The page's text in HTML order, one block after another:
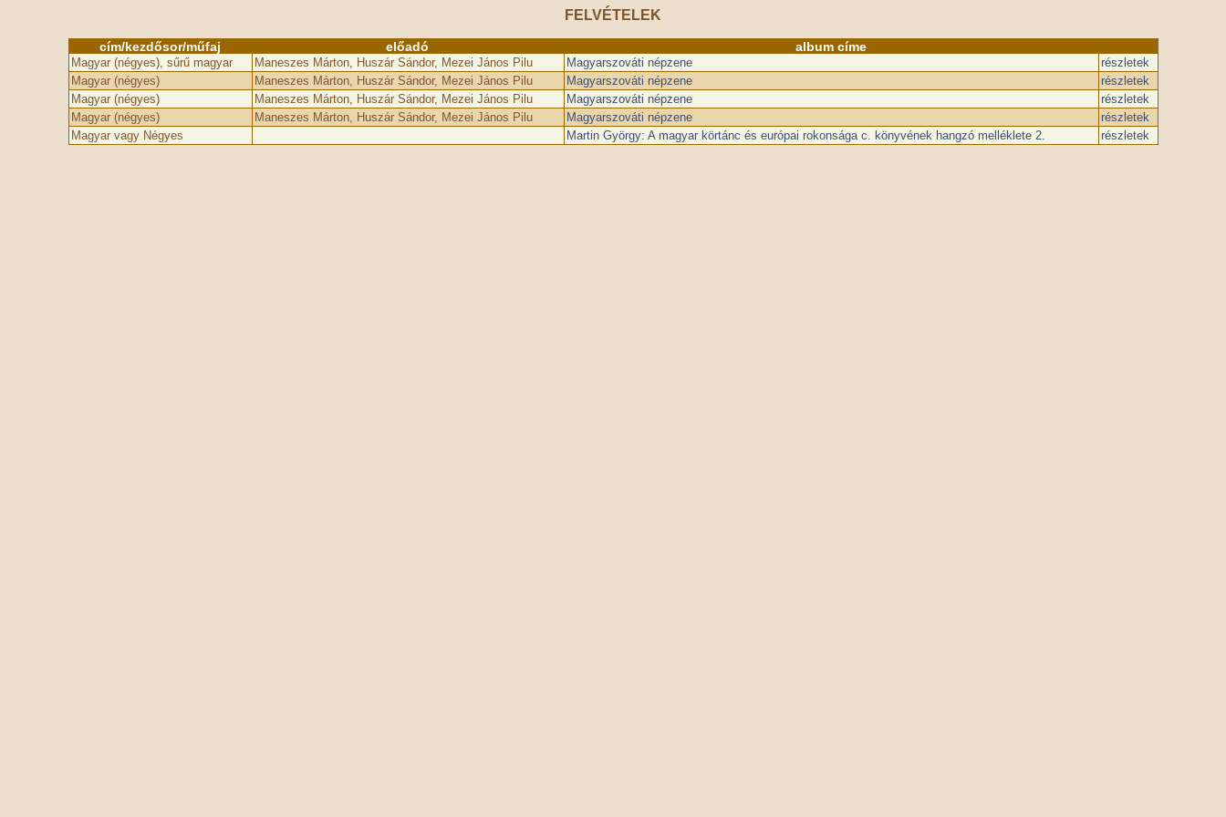
FELVÉTELEK
cím/kezdősor/műfaj előadó album címe
Magyar (négyes), sűrű magyar Maneszes Márton, Huszár Sándor, Mezei János Pilu Magyarszováti népzene
részletek
Magyar (négyes)
Maneszes Márton, Huszár Sándor, Mezei János Pilu Magyarszováti népzene
részletek
Magyar (négyes)
Maneszes Márton, Huszár Sándor, Mezei János Pilu Magyarszováti népzene
részletek
Magyar (négyes)
Maneszes Márton, Huszár Sándor, Mezei János Pilu Magyarszováti népzene
részletek
Magyar vagy Négyes
Martin György: A magyar körtánc és európai rokonsága c. könyvének hangzó melléklete 2. részletek